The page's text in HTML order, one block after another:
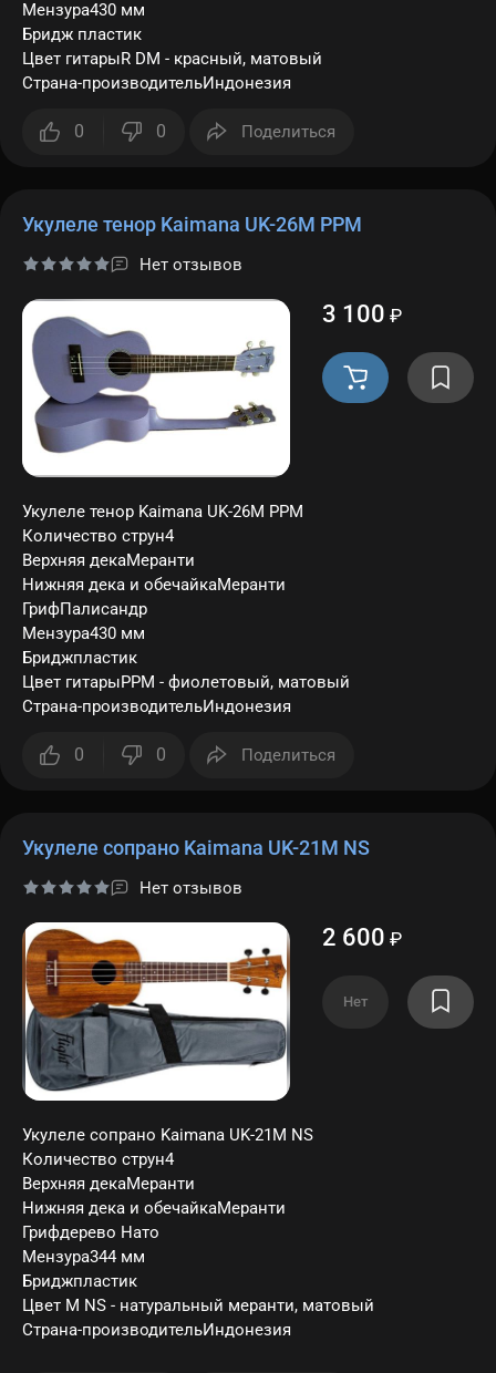
Мензура430 мм
Бридж пластик
Цвет гитарыR DM - красный, матовый
Страна-производительИндонезия
0 0 Поделиться
Укулеле тенор Kaimana UK-26M PPM
Нет отзывов
3 100 ₽
Укулеле тенор Kaimana UK-26M PPM
Количество струн4
Верхняя декаМеранти
Нижняя дека и обечайкаМеранти
ГрифПалисандр
Мензура430 мм
Бриджпластик
Цвет гитарыPPM - фиолетовый, матовый
Страна-производительИндонезия
0 0 Поделиться
Укулеле сопрано Kaimana UK-21M NS
Нет отзывов
2 600 ₽
Нет
Укулеле сопрано Kaimana UK-21M NS
Количество струн4
Верхняя декаМеранти
Нижняя дека и обечайкаМеранти
Грифдерево Нато
Мензура344 мм
Бриджпластик
Цвет M NS - натуральный меранти, матовый
Страна-производительИндонезия